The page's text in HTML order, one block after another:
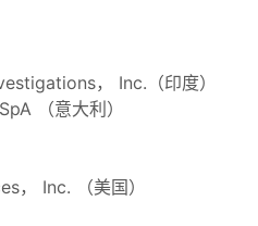
， Inc.（印度）
（意大利）
， Inc. （美国）